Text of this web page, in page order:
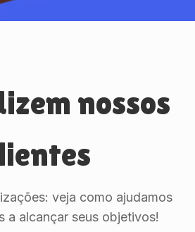
nossos
veja como ajudamos
a alcançar seus objetivos!